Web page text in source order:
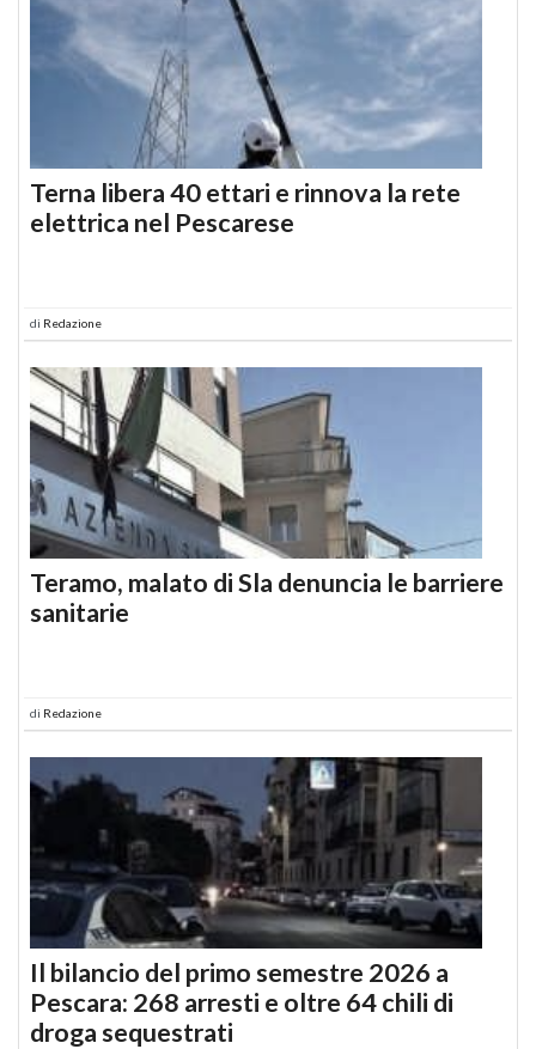
Terna libera 40 ettari e rinnova la rete
elettrica nel Pescarese
di Redazione
Teramo, malato di Sla denuncia le barriere
sanitarie
di Redazione
Il bilancio del primo semestre 2026 a
Pescara: 268 arresti e oltre 64 chili di
droga sequestrati